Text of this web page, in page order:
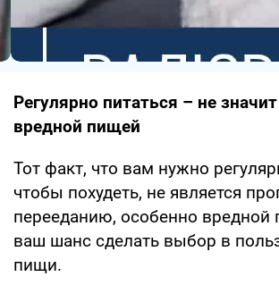
Регулярно питаться – не
вредной пищей
Тот факт, что вам нужно
чтобы похудеть, не является
перееданию, особенно вредной
ваш шанс сделать выбор в
пищи.